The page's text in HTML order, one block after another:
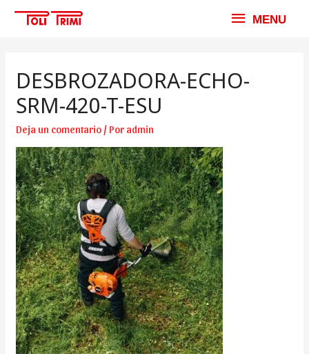
MENU
MENU
DESBROZADORA-ECHO-
SRM-420-T-ESU
Deja un comentario / Por admin